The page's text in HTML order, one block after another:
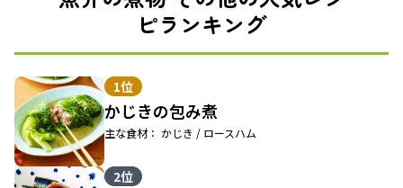
ピランキング
1位
かじきの包み煮
主な食材： かじき / ロースハム
2位